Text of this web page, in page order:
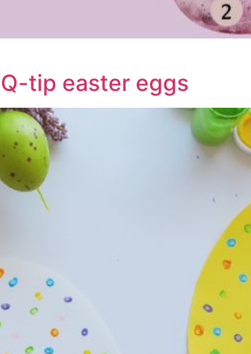
Q-tip easter eggs